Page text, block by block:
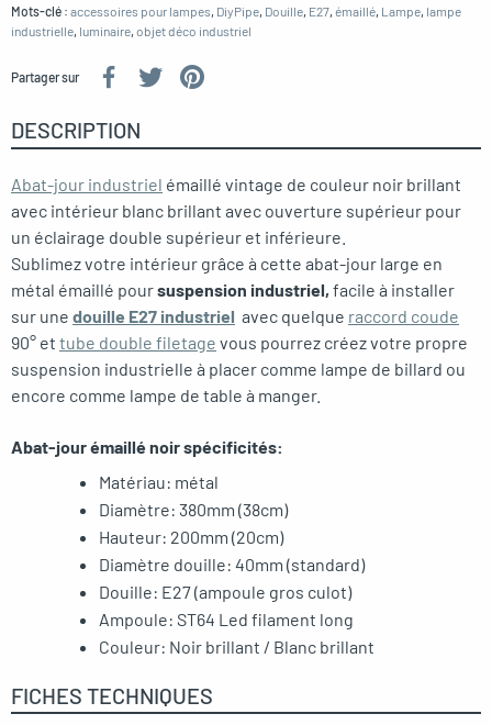
Mots-clé : accessoires pour lampes, DiyPipe, Douille, E27, émaillé, Lampe, lampe
industrielle, luminaire, objet déco industriel
Partager sur
DESCRIPTION
Abat-jour industriel émaillé vintage de couleur noir brillant
avec intérieur blanc brillant avec ouverture supérieur pour
un éclairage double supérieur et inférieure.
Sublimez votre intérieur grâce à cette abat-jour large en
métal émaillé poursuspension industriel, facile à installer
sur une douille E27 industriel avec quelque raccord coude
90° et tube double filetage vous pourrez créez votre propre
suspension industrielle à placer comme lampe de billard ou
encore comme lampe de table à manger.
Abat-jour émaillé noir spécificités:
Matériau: métal
Diamètre: 380mm (38cm)
Hauteur: 200mm (20cm)
Diamètre douille: 40mm (standard)
Douille: E27 (ampoule gros culot)
Ampoule: ST64 Led filament long
Couleur: Noir brillant / Blanc brillant
FICHES TECHNIQUES